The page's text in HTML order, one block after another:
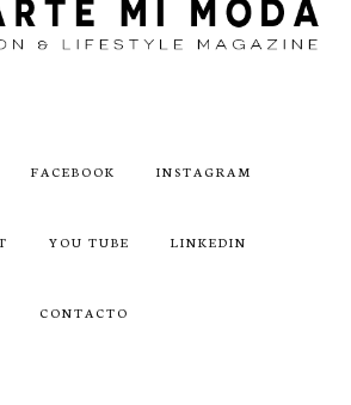
FACEBOOK INSTAGRAM
YOU TUBE LINKEDIN
CONTACTO